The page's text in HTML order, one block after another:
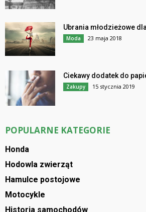
Ubrania młodzieżowe
Moda 23 maja 2018
Ciekawy dodatek do
Zakupy 15 stycznia 2019
POPULARNE KATEGORIE
Honda
Hodowla zwierząt
Hamulce postojowe
Motocykle
Historia samochodów